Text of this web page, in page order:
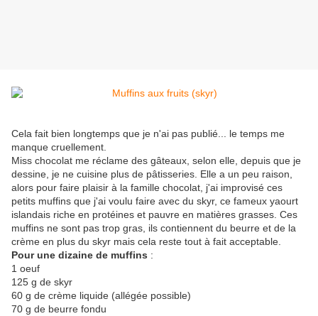
Cela fait bien longtemps que je n'ai pas publié... le temps me
manque cruellement.
Miss chocolat me réclame des gâteaux, selon elle, depuis que je
dessine, je ne cuisine plus de pâtisseries. Elle a un peu raison,
alors pour faire plaisir à la famille chocolat, j'ai improvisé ces
petits muffins que j'ai voulu faire avec du skyr, ce fameux yaourt
islandais riche en protéines et pauvre en matières grasses. Ces
muffins ne sont pas trop gras, ils contiennent du beurre et de la
crème en plus du skyr mais cela reste tout à fait acceptable.
Pour une dizaine de muffins :
1 oeuf
125 g de skyr
60 g de crème liquide (allégée possible)
70 g de beurre fondu